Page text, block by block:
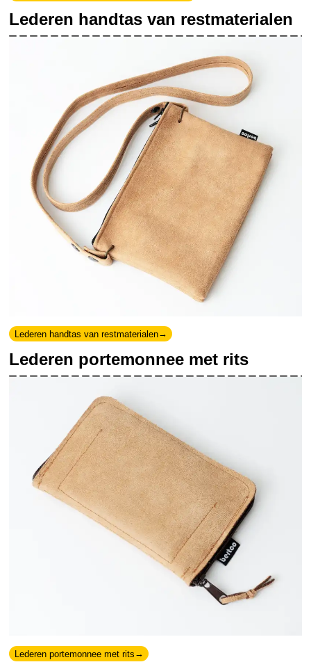
Lederen handtas van restmaterialen
Lederen handtas van restmaterialen
Lederen portemonnee met rits
Lederen portemonnee met rits